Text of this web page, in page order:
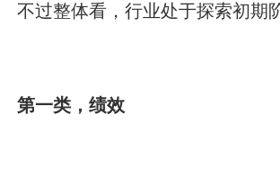
不过整体看，行业处于探索初期
第一类，绩效